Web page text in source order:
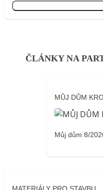
ČLÁNKY NA
MŮJ DŮM
Můj dům 8/